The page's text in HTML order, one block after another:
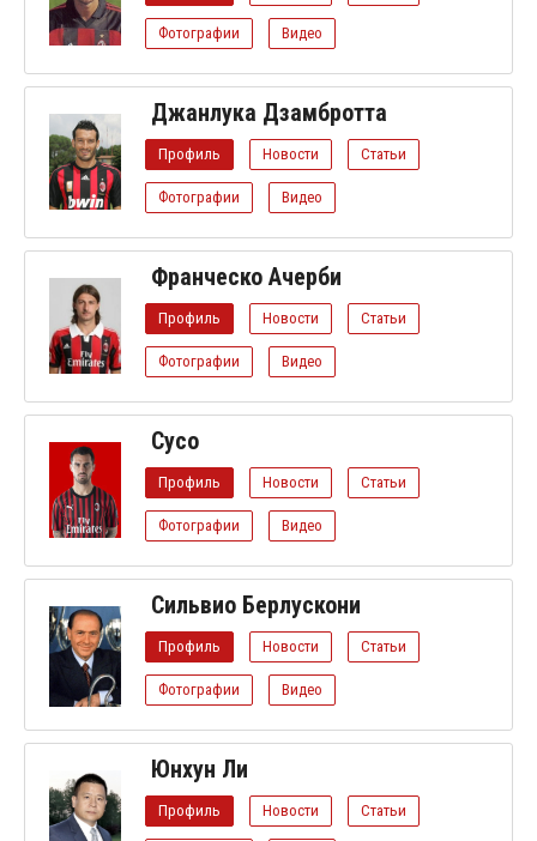
Фотографии Видео
Джанлука Дзамбротта
Профиль Новости Статьи
Фотографии Видео
Франческо Ачерби
Профиль Новости Статьи
Фотографии Видео
Сусо
Профиль Новости Статьи
Фотографии Видео
Сильвио Берлускони
Профиль Новости Статьи
Фотографии Видео
Юнхун Ли
Профиль Новости Статьи